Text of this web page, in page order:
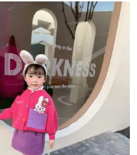
項
此
產
品
有
多
種
款
式。
可